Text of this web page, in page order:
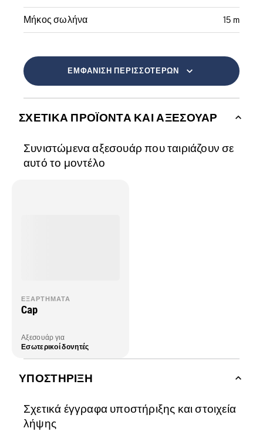
Μήκος σωλήνα 15 m
ΕΜΦΆΝΙΣΗ ΠΕΡΙΣΣΌΤΕΡΩΝ
ΣΧΕΤΙΚΆ ΠΡΟΪΌΝΤΑ ΚΑΙ ΑΞΕΣΟΥΆΡ
Συνιστώμενα αξεσουάρ που ταιριάζουν σε
αυτό το μοντέλο
ΕΞΑΡΤΉΜΑΤΑ
Cap
Αξεσουάρ για
Εσωτερικοί δονητές
ΥΠΟΣΤΉΡΙΞΗ
Σχετικά έγγραφα υποστήριξης και στοιχεία
λήψης